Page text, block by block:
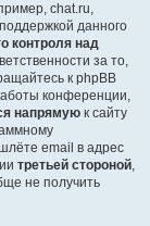
chat.ru,
данного
контроля над
за то,
к phpBB
конференции,
напрямую к сайту
email в адрес
третьей стороной,
не получить